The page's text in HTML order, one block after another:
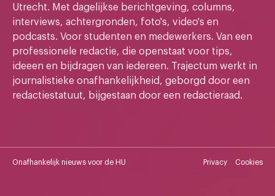
Utrecht. Met dagelijkse berichtgeving, columns,
interviews, achtergronden, foto's, video's en
podcasts. Voor studenten en medewerkers. Van een
professionele redactie, die openstaat voor tips,
ideeen en bijdragen van iedereen. Trajectum werkt in
journalistieke onafhankelijkheid, geborgd door een
redactiestatuut, bijgestaan door een redactieraad.
Onafhankelijk nieuws voor de HU Privacy Cookies